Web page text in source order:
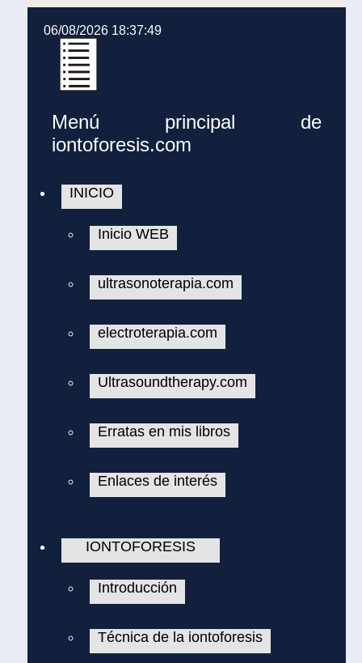
06/08/2026 18:37:49
Menú principal de
iontoforesis.com
INICIO
Inicio WEB
ultrasonoterapia.com
electroterapia.com
Ultrasoundtherapy.com
Erratas en mis libros
Enlaces de interés
IONTOFORESIS
Introducción
Técnica de la iontoforesis